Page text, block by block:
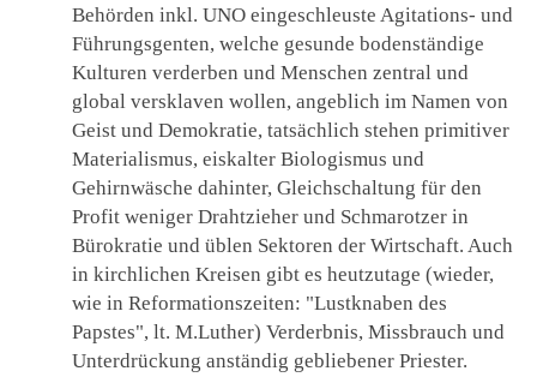
Behörden inkl. UNO eingeschleuste Agitations- und
Führungsgenten, welche gesunde bodenständige
Kulturen verderben und Menschen zentral und
global versklaven wollen, angeblich im Namen von
Geist und Demokratie, tatsächlich stehen primitiver
Materialismus, eiskalter Biologismus und
Gehirnwäsche dahinter, Gleichschaltung für den
Profit weniger Drahtzieher und Schmarotzer in
Bürokratie und üblen Sektoren der Wirtschaft. Auch
in kirchlichen Kreisen gibt es heutzutage (wieder,
wie in Reformationszeiten: "Lustknaben des
Papstes", lt. M.Luther) Verderbnis, Missbrauch und
Unterdrückung anständig gebliebener Priester.